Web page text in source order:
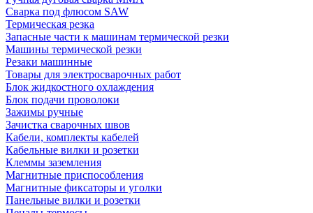
Сварка под флюсом SAW
Термическая резка
Запасные части к машинам термической резки
Машины термической резки
Резаки машинные
Товары для электросварочных работ
Блок жидкостного охлаждения
Блок подачи проволоки
Зажимы ручные
Зачистка сварочных швов
Кабели, комплекты кабелей
Кабельные вилки и розетки
Клеммы заземления
Магнитные приспособления
Магнитные фиксаторы и уголки
Панельные вилки и розетки